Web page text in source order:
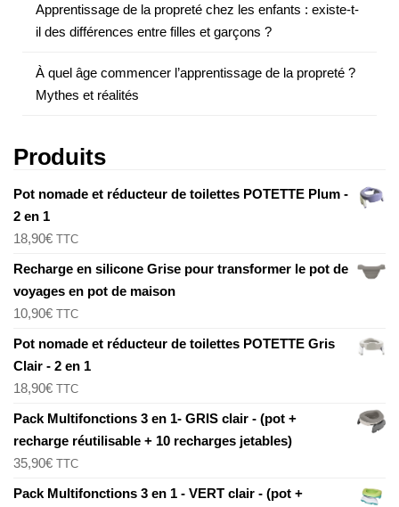
Apprentissage de la propreté chez les enfants : existe-t-
il des différences entre filles et garçons ?
À quel âge commencer l’apprentissage de la propreté ?
Mythes et réalités
Produits
Pot nomade et réducteur de toilettes POTETTE Plum -
2 en 1
18,90€ TTC
Recharge en silicone Grise pour transformer le pot de
voyages en pot de maison
10,90€ TTC
Pot nomade et réducteur de toilettes POTETTE Gris
Clair - 2 en 1
18,90€ TTC
Pack Multifonctions 3 en 1- GRIS clair - (pot +
recharge réutilisable + 10 recharges jetables)
35,90€ TTC
Pack Multifonctions 3 en 1 - VERT clair - (pot +